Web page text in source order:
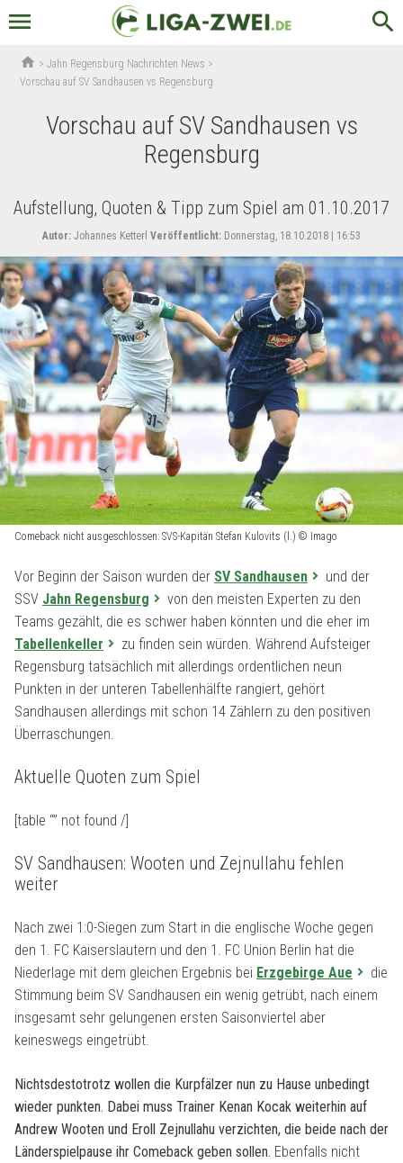
menu search
home >Jahn Regensburg Nachrichten News >
Vorschau auf SV Sandhausen vs Regensburg
Vorschau auf SV Sandhausen vs
Regensburg
Aufstellung, Quoten & Tipp zum Spiel am 01.10.2017
Autor: Johannes Ketterl Veröffentlicht: Donnerstag, 18.10.2018 | 16:53
Comeback nicht ausgeschlossen: SVS-Kapitän Stefan Kulovits (l.) © Imago
Vor Beginn der Saison wurden der SV Sandhausen
und der
SSV Jahn Regensburg
von den meisten Experten zu den
Teams gezählt, die es schwer haben könnten und die eher im
Tabellenkeller
zu finden sein würden. Während Aufsteiger
Regensburg tatsächlich mit allerdings ordentlichen neun
Punkten in der unteren Tabellenhälfte rangiert, gehört
Sandhausen allerdings mit schon 14 Zählern zu den positiven
Überraschungen.
Aktuelle Quoten zum Spiel
[table “” not found /]
SV Sandhausen: Wooten und Zejnullahu fehlen
weiter
Nach zwei 1:0-Siegen zum Start in die englische Woche gegen
den 1. FC Kaiserslautern und den 1. FC Union Berlin hat die
Niederlage mit dem gleichen Ergebnis bei Erzgebirge Aue
die
Stimmung beim SV Sandhausen ein wenig getrübt, nach einem
insgesamt sehr gelungenen ersten Saisonviertel aber
keineswegs eingetrübt.
Nichtsdestotrotz wollen die Kurpfälzer nun zu Hause unbedingt
wieder punkten. Dabei muss Trainer Kenan Kocak weiterhin auf
Andrew Wooten und Eroll Zejnullahu verzichten, die beide nach der
Länderspielpause ihr Comeback geben sollen. Ebenfalls nicht